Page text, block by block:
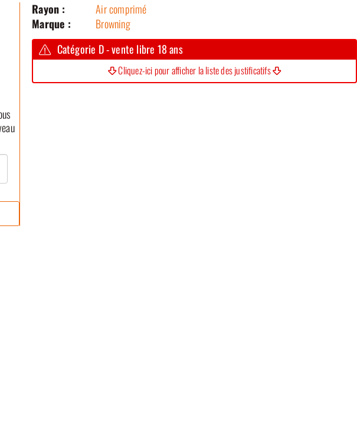
Rayon :
Air comprimé
Marque :
Browning
Catégorie D - vente libre 18 ans
Cliquez-ici pour afficher la liste des justificatifs